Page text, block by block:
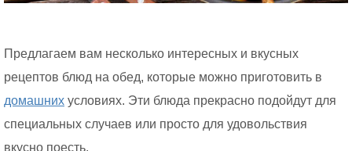
Предлагаем вам несколько интересных и вкусных
рецептов блюд на обед, которые можно приготовить в
домашних условиях. Эти блюда прекрасно подойдут для
специальных случаев или просто для удовольствия
вкусно поесть.